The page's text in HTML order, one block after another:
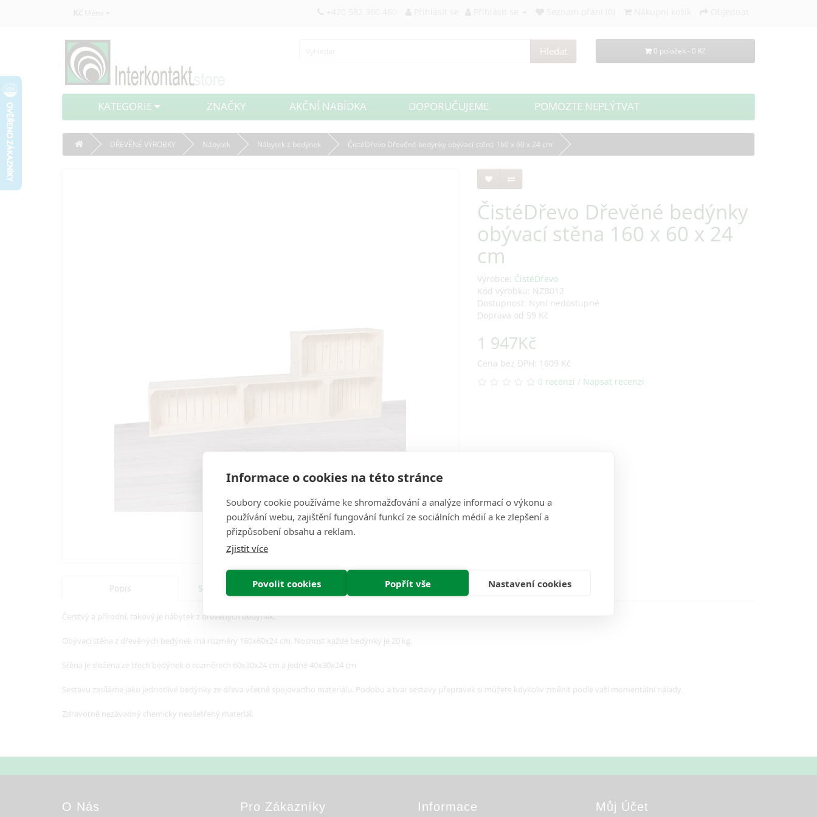
Informace o cookies na této stránce
Soubory cookie používáme ke shromažďování a analýze informací o výkonu a
používání webu, zajištění fungování funkcí ze sociálních médií a ke zlepšení a
přizpůsobení obsahu a reklam.
Zjistit více
Povolit cookies Popřít vše Nastavení cookies
Kč Měna +420 582 360 460 Přihlásit se Přihlásit se Seznam přání (0) Objednat
Hledat 0 položek - 0 Kč
KATEGORIE ZNAČKY AKČNÍ NABÍDKA DOPORUČUJEME POMOZTE NEPLÝTVAT
DŘEVĚNÉ VÝROBKY Nábytek Nábytek z bedýnek ČistéDřevo Dřevěné bedýnky obývací stěna 160 x 60 x 24 cm
ČistéDřevo Dřevěné bedýnky
obývací stěna 160 x 60 x 24
cm
Výrobce: ČistéDřevo
Kód výrobku: NZB012
Dostupnost: Nyní nedostupné
Doprava od 59 Kč
1 947Kč
Cena bez DPH: 1609 Kč
0 recenzí / Napsat recenzi
Popis Specifikace Recenze (0)
Čerstvý a přírodní, takový je nábytek z dřevěných bedýnek.
Obývací stěna z dřevěných bedýnek má rozměry 160x60x24 cm. Nosnost každé bedýnky je 20 kg.
Stěna je složena ze třech bedýnek o rozměrech 60x30x24 cm a jedné 40x30x24 cm
Sestavu zasíláme jako jednotlivé bedýnky ze dřeva včetně spojovacího materiálu. Podobu a tvar sestavy přepravek si můžete kdykoliv změnit podle vaší momentální nálady.
Zdravotně nezávadný chemicky neošetřený materiál.
O Nás Pro Zákazníky Informace Můj Účet